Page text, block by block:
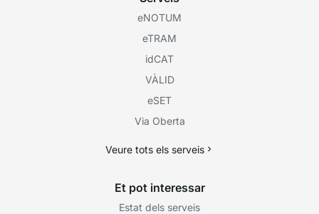
eNOTUM
eTRAM
idCAT
VÀLID
eSET
Via Oberta
Veure tots els serveis
Et pot interessar
Estat dels serveis